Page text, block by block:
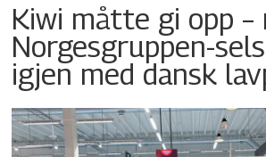
Kiwi måtte gi opp –
Norgesgruppen-
igjen med dansk